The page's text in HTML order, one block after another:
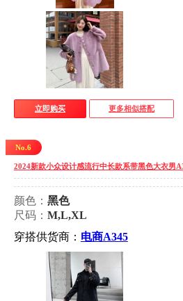
立即购买 更多相似搭配
No.6
2024新款小众设计感流行中长款系带黑色大衣男
颜色： 黑色
尺码： M,L,XL
穿搭供货商： 电商A345